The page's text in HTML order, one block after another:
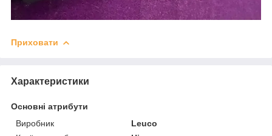
Приховати
Характеристики
Основні атрибути
Виробник
Leuco